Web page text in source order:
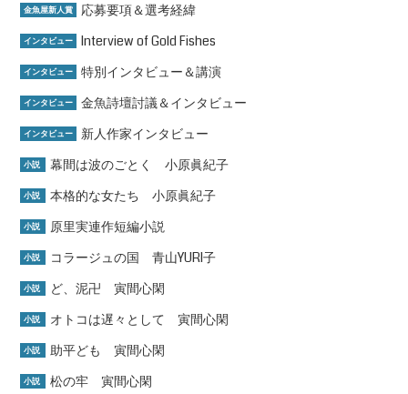
金魚屋新人賞 応募要項＆選考経緯
インタビュー Interview of Gold Fishes
インタビュー 特別インタビュー＆講演
インタビュー 金魚詩壇討議＆インタビュー
インタビュー 新人作家インタビュー
小説 幕間は波のごとく 小原眞紀子
小説 本格的な女たち 小原眞紀子
小説 原里実連作短編小説
小説 コラージュの国 青山YURI子
小説 ど、泥卍 寅間心閑
小説 オトコは遅々として 寅間心閑
小説 助平ども 寅間心閑
小説 松の牢 寅間心閑